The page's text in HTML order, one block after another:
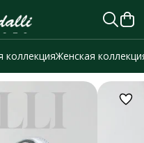
коллекцияЖенская